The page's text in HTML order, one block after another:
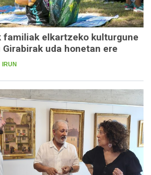
familiak elkartzeko kulturgune
uda honetan ere
IRUN